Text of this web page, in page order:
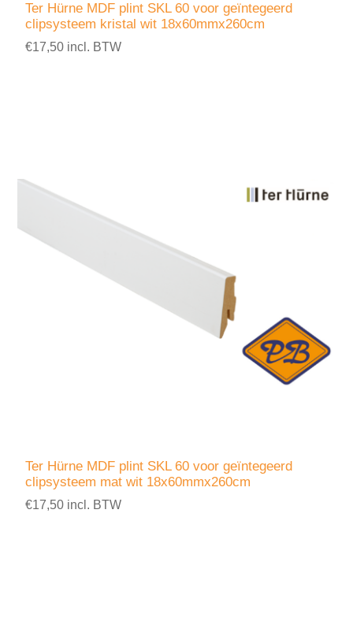
Ter Hürne MDF plint SKL 60 voor geïntegeerd
clipsysteem kristal wit 18x60mmx260cm
€17,50 incl. BTW
Ter Hürne MDF plint SKL 60 voor geïntegeerd
clipsysteem mat wit 18x60mmx260cm
€17,50 incl. BTW